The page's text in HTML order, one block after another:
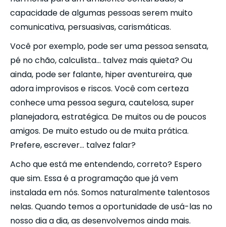
capacidade de algumas pessoas serem muito
comunicativa, persuasivas, carismáticas.
Você por exemplo, pode ser uma pessoa sensata,
pé no chão, calculista… talvez mais quieta? Ou
ainda, pode ser falante, hiper aventureira, que
adora improvisos e riscos. Você com certeza
conhece uma pessoa segura, cautelosa, super
planejadora, estratégica. De muitos ou de poucos
amigos. De muito estudo ou de muita prática.
Prefere, escrever… talvez falar?
Acho que está me entendendo, correto? Espero
que sim. Essa é a programação que já vem
instalada em nós. Somos naturalmente talentosos
nelas. Quando temos a oportunidade de usá-las no
nosso dia a dia, as desenvolvemos ainda mais.